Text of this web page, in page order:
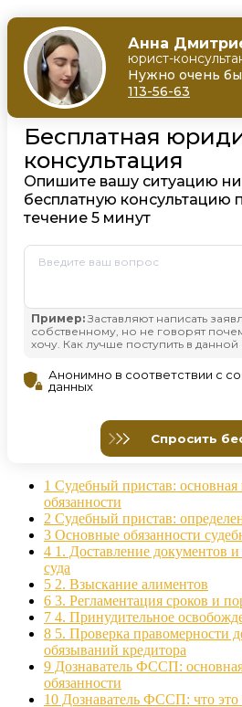
1 Судебный пристав:
обязанности
2 Судебный пристав:
3 Основные обязанности
4 1. Доставление документов
суда
5 2. Взыскание алиментов
6 3. Регламентация сроков и
7 4. Принудительное
8 5. Проверка правомерности
обязываний кредитора
9 Дознаватель ФССП:
обязанности
10 Дознаватель ФССП: что это